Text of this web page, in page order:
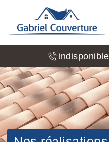
indisponible